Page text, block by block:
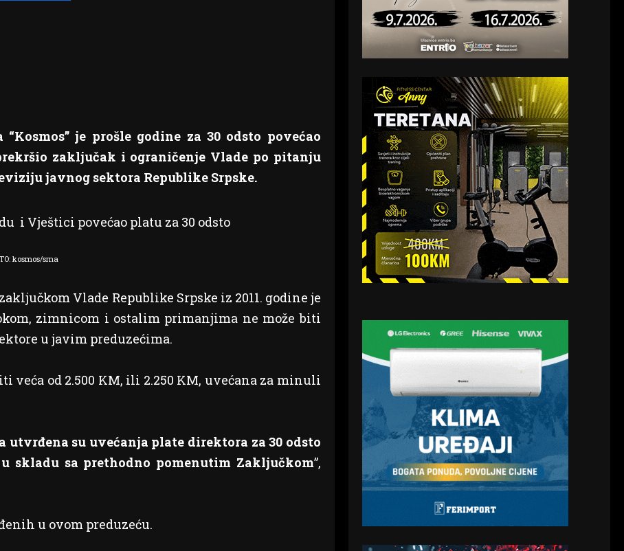
je prošle godine za 30 odsto povećao
zaključak i ograničenje Vlade po pitanju
javnog sektora Republike Srpske.
kosmos/srna
Vlade Republike Srpske iz 2011. godine je
zimnicom i ostalim primanjima ne može biti
u javim preduzećima.
veća od 2.500 KM, ili 2.250 KM, uvećana za minuli
utvrđena su uvećanja plate direktora za 30 odsto
skladu sa prethodno pomenutim Zaključkom”,
u ovom preduzeću.